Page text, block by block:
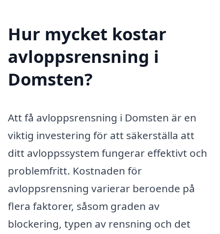
Hur mycket kostar
avloppsrensning i
Domsten?
Att få avloppsrensning i Domsten är en
viktig investering för att säkerställa att
ditt avloppssystem fungerar effektivt och
problemfritt. Kostnaden för
avloppsrensning varierar beroende på
flera faktorer, såsom graden av
blockering, typen av rensning och det